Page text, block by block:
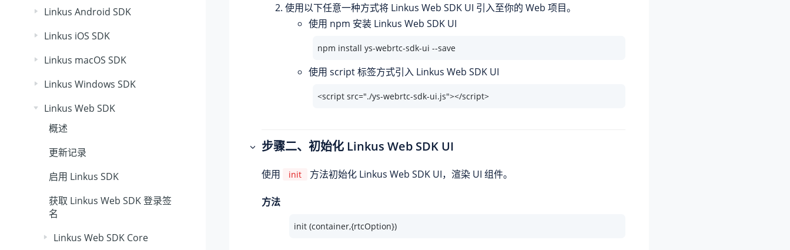
Linkus Android SDK
Linkus iOS SDK
Linkus macOS SDK
Linkus Windows SDK
Linkus Web SDK
概述
更新记录
启用 Linkus SDK
获取 Linkus Web SDK 登录签
名
Linkus Web SDK Core
使用以下任意一种方式将 Linkus Web SDK UI 引入至你的 Web 项目。
使用 npm 安装 Linkus Web SDK UI
npm install ys-webrtc-sdk-ui --save
使用 script 标签方式引入 Linkus Web SDK UI
<script src="./ys-webrtc-sdk-ui.js"></script>
步骤二、初始化 Linkus Web SDK UI
使用 init 方法初始化 Linkus Web SDK UI，渲染 UI 组件。
方法
init (container,{rtcOption})